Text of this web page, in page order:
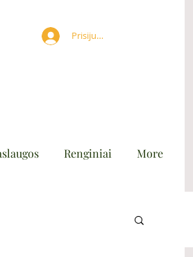
Prisijungti
Renginiai More